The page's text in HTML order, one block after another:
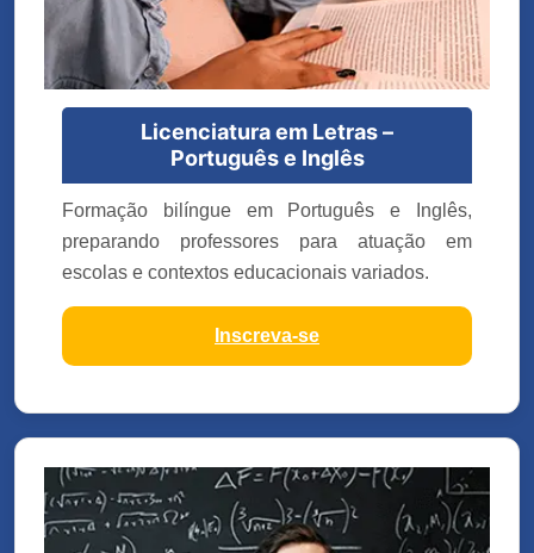
Licenciatura em Letras –
Português e Inglês
Formação bilíngue em Português e Inglês,
preparando professores para atuação em
escolas e contextos educacionais variados.
Inscreva-se